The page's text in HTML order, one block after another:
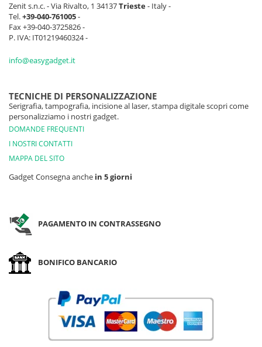
Zenit s.n.c. - Via Rivalto, 1 34137Trieste- Italy -
Tel.+39-040-761005-
Fax +39-040-3725826 -
P. IVA: IT01219460324 -
info@easygadget.it
TECNICHE DI PERSONALIZZAZIONE
Serigrafia, tampografia, incisione al laser, stampa digitale scopri come
personalizziamo i nostri gadget.
DOMANDE FREQUENTI
I NOSTRI CONTATTI
MAPPA DEL SITO
Gadget Consegna anche in 5 giorni
PAGAMENTO IN CONTRASSEGNO
BONIFICO BANCARIO